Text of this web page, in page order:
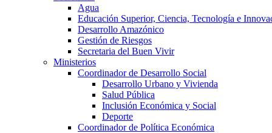
Agua
Educación Superior, Ciencia, Tecnología e
Desarrollo Amazónico
Gestión de Riesgos
Secretaria del Buen Vivir
Ministerios
Coordinador de Desarrollo Social
Desarrollo Urbano y Vivienda
Salud Pública
Inclusión Económica y Social
Deporte
Coordinador de Política Económica